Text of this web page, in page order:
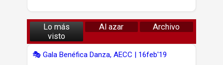
Lo más
visto
Al azar Archivo
🎭 Gala Benéfica Danza, AECC | 16feb'19